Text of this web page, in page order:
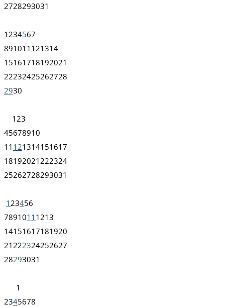
2728293031
1 234567
891011 121314
15161718192021
22232425262728
2930
1 23
45678910
11 121314151617
18192021 222324
25262728293031
1 23456
7891011 1213
14151617181920
21 222324252627
28293031
1
2345678